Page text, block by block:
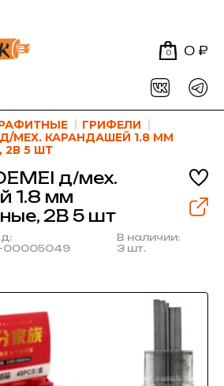
0 0 ₽
ГРИФЕЛИ
Д/МЕХ. КАРАНДАШЕЙ 1.8 ММ
5 ШТ
д/мех.
1.8 мм
2В 5 шт
00005049
В наличии:
3 шт.